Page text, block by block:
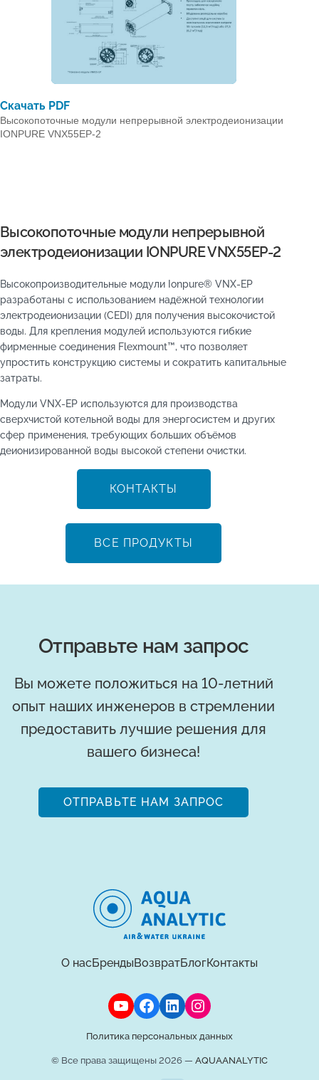
Скачать PDF
Высокопоточные модули непрерывной электродеионизации
IONPURE VNX55EP-2
Высокопоточные модули непрерывной
электродеионизации IONPURE VNX55EP-2
Высокопроизводительные модули Ionpure® VNX-EP
разработаны с использованием надёжной технологии
электродеионизации (CEDI) для получения высокочистой
воды. Для крепления модулей используются гибкие
фирменные соединения Flexmount™, что позволяет
упростить конструкцию системы и сократить капитальные
затраты.
Модули VNX-EP используются для производства
сверхчистой котельной воды для энергосистем и других
сфер применения, требующих больших объёмов
деионизированной воды высокой степени очистки.
КОНТАКТЫ
ВСЕ ПРОДУКТЫ
Отправьте нам запрос
Вы можете положиться на 10-летний
опыт наших инженеров в стремлении
предоставить лучшие решения для
вашего бизнеса!
ОТПРАВЬТЕ НАМ ЗАПРОС
О насБрендыВозвратБлогКонтакты
Политика персональных данных
© Все права защищены 2026 — AQUAANALYTIC